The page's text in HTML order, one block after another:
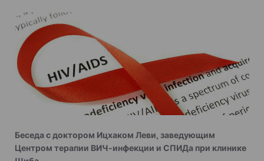
Беседа с доктором Ицхаком Леви, заведующим
Центром терапии ВИЧ-инфекции и СПИДа при клинике